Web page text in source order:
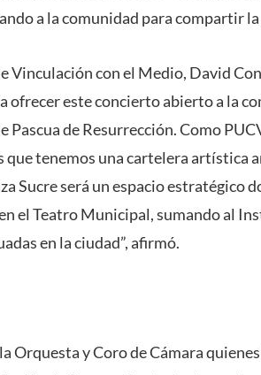
a la comunidad para compartir la
Vinculación con el Medio, David
ofrecer este concierto abierto a la
Pascua de Resurrección. Como
que tenemos una cartelera artística
Sucre será un espacio estratégico
el Teatro Municipal, sumando al
en la ciudad”, afirmó.
Orquesta y Coro de Cámara